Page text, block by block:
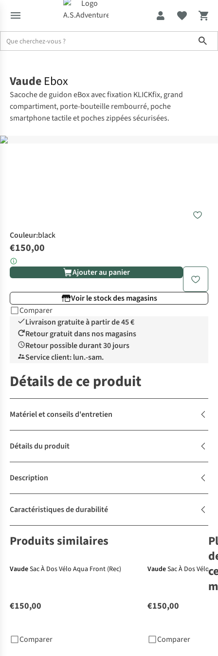
Vaude Ebox
Sacoche de guidon eBox avec fixation KLICKfix, grand
compartiment, porte-bouteille rembourré, poche
smartphone tactile et poches zippées sécurisées.
Couleur:black
€150,00
Ajouter au panier
Voir le stock des magasins
Comparer
Livraison gratuite à partir de 45 €
Retour gratuit dans nos magasins
Retour possible durant 30 jours
Service client: lun.-sam.
Détails de ce produit
Matériel et conseils d'entretien
Détails du produit
Description
Caractéristiques de durabilité
Produits similaires
VaudeSac À Dos Vélo Aqua Front (Rec)
€150,00
Comparer
VaudeSac À Dos Vélo
€150,00
Comparer